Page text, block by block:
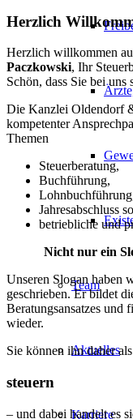
Team
Aktuelles
Karriere
Herzlich
Herzlich willkommen
Paczkowski, Ihr
Schön, dass Sie bei uns
Die Kanzlei Oldendorf
kompetenter
Themen
Steuerberatung,
Buchführung,
Jahresabschluss
betriebliche und
Nicht nur ein
Unseren Slogan haben
geschrieben. Er bildet
Beratungsansatzes und
wieder.
Sie können ihn daher
steuern
– und dabei handelt es